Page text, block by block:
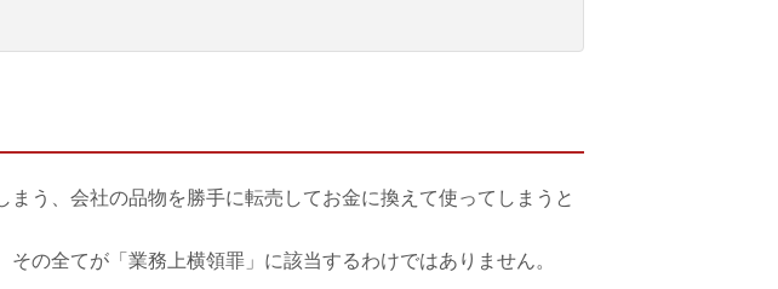
う、会社の品物を勝手に転売してお金に換えて使ってしまうと
の全てが「業務上横領罪」に該当するわけではありません。